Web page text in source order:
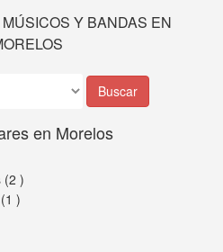
Y BANDAS EN
en Morelos
(2 )
(1 )